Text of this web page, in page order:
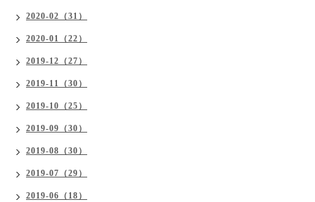
2020-02（31）
2020-01（22）
2019-12（27）
2019-11（30）
2019-10（25）
2019-09（30）
2019-08（30）
2019-07（29）
2019-06（18）